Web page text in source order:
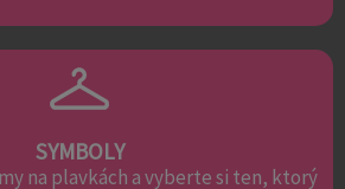
SYMBOLY
na plavkách a vyberte si ten, ktorý